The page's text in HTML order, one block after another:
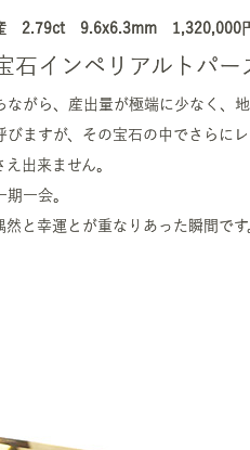
2.79ct 9.6x6.3mm 1,320,000
石インペリアルトパー
がら、産出量が極端に少なく、
ますが、その宝石の中でさらに
出来ません。
一会。
と幸運とが重なりあった瞬間です